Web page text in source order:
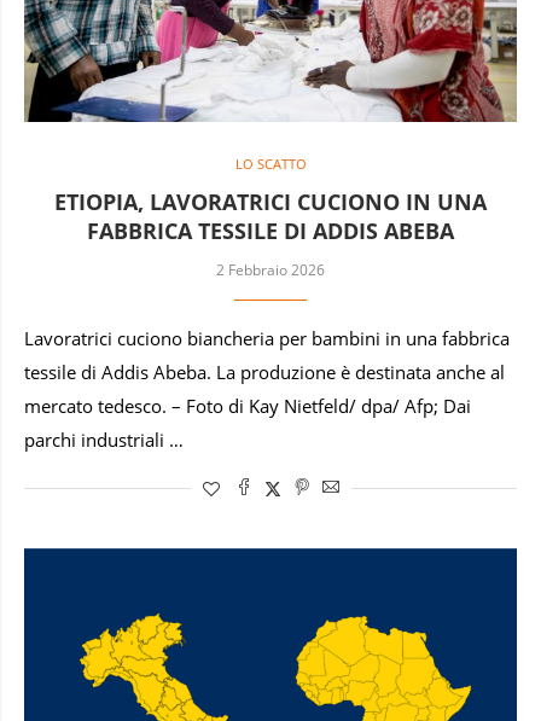
LO SCATTO
ETIOPIA, LAVORATRICI CUCIONO IN UNA
FABBRICA TESSILE DI ADDIS ABEBA
2 Febbraio 2026
Lavoratrici cuciono biancheria per bambini in una fabbrica
tessile di Addis Abeba. La produzione è destinata anche al
mercato tedesco. – Foto di Kay Nietfeld/ dpa/ Afp; Dai
parchi industriali …